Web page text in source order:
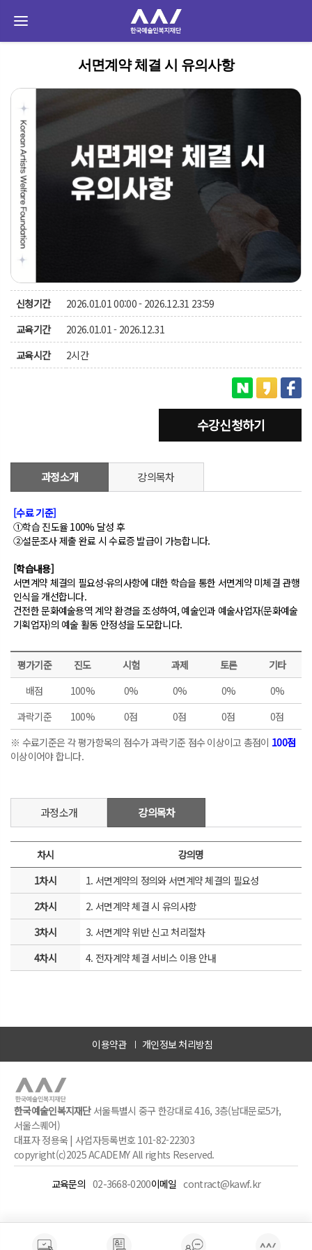
서면계약 체결 시 유의사항
신청기간
2026.01.01 00:00 - 2026.12.31 23:59
교육기간
2026.01.01 - 2026.12.31
교육시간
2시간
수강신청하기
과정소개 강의목차
[수료 기준]
①학습 진도율 100% 달성 후
②설문조사 제출 완료 시 수료증 발급이 가능합니다.
[학습내용]
서면계약 체결의 필요성·유의사항에 대한 학습을 통한 서면계약 미체결 관행
인식을 개선합니다.
건전한 문화예술용역 계약 환경을 조성하여, 예술인과 예술사업자(문화예술
기획업자)의 예술 활동 안정성을 도모합니다.
평가기준 진도 시험 과제 토론
기타
배점
100% 0% 0% 0%
0%
과락기준
100% 0점 0점 0점
0점
※ 수료기준은 각 평가항목의 점수가 과락기준 점수 이상이고 총점이 100점
이상이어야 합니다.
과정소개 강의목차
차시
강의명
1차시
1. 서면계약의 정의와 서면계약 체결의 필요성
2차시
2. 서면계약 체결 시 유의사항
3차시
3. 서면계약 위반 신고 처리절차
4차시
4. 전자계약 체결 서비스 이용 안내
이용약관 개인정보 처리방침
한국예술인복지재단서울특별시 중구 한강대로 416, 3층(남대문로5가,
서울스퀘어)
대표자 정용욱 | 사업자등록번호 101-82-22303
copyright(c)2025 ACADEMY All rights Reserved.
교육문의 02-3668-0200이메일 contract@kawf.kr